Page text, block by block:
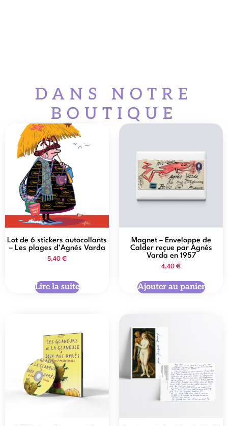
DANS NOTRE
BOUTIQUE
Lot de 6 stickers autocollants
– Les plages d’Agnès Varda
5,40 €
Lire la suite
Magnet – Enveloppe de
Calder reçue par Agnès
Varda en 1957
4,40 €
Ajouter au panier